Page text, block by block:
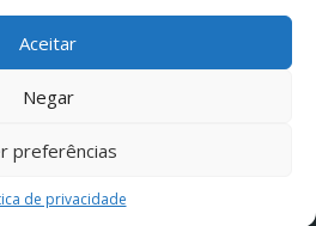
Aceitar
Negar
preferências
de privacidade
NOS!
© IDT Consulting, Lda.